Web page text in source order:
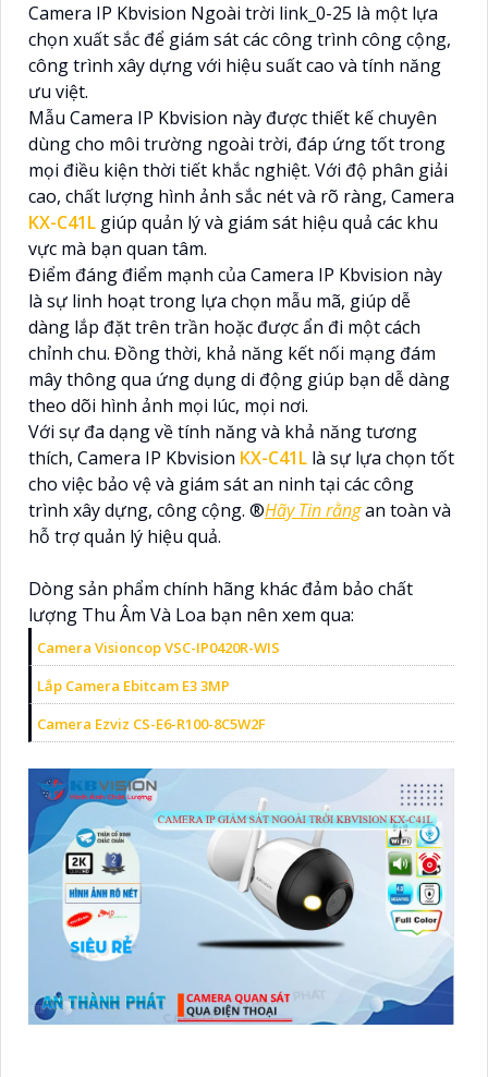
Camera IP Kbvision Ngoài trời link_0-25 là một lựa
chọn xuất sắc để giám sát các công trình công cộng,
công trình xây dựng với hiệu suất cao và tính năng
ưu việt.
Mẫu Camera IP Kbvision này được thiết kế chuyên
dùng cho môi trường ngoài trời, đáp ứng tốt trong
mọi điều kiện thời tiết khắc nghiệt. Với độ phân giải
cao, chất lượng hình ảnh sắc nét và rõ ràng, Camera
KX-C41L giúp quản lý và giám sát hiệu quả các khu
vực mà bạn quan tâm.
Điểm đáng điểm mạnh của Camera IP Kbvision này
là sự linh hoạt trong lựa chọn mẫu mã, giúp dễ
dàng lắp đặt trên trần hoặc được ẩn đi một cách
chỉnh chu. Đồng thời, khả năng kết nối mạng đám
mây thông qua ứng dụng di động giúp bạn dễ dàng
theo dõi hình ảnh mọi lúc, mọi nơi.
Với sự đa dạng về tính năng và khả năng tương
thích, Camera IP Kbvision KX-C41L là sự lựa chọn tốt
cho việc bảo vệ và giám sát an ninh tại các công
trình xây dựng, công cộng. ®️Hãy Tin rằngan toàn và
hỗ trợ quản lý hiệu quả.
Dòng sản phẩm chính hãng khác đảm bảo chất
lượng Thu Âm Và Loa bạn nên xem qua:
Camera Visioncop VSC-IP0420R-WIS
Lắp Camera Ebitcam E3 3MP
Camera Ezviz CS-E6-R100-8C5W2F